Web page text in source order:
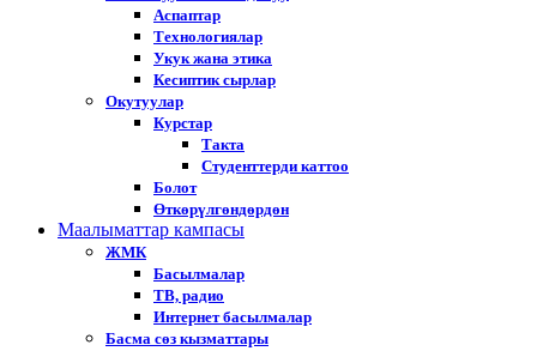
Аспаптар
Технологиялар
Укук жана этика
Кесиптик сырлар
Окутуулар
Курстар
Такта
Студенттерди каттоо
Болот
Өткөрүлгөндөрдөн
Маалыматтар кампасы
ЖМК
Басылмалар
ТВ, радио
Интернет басылмалар
Басма сөз кызматтары